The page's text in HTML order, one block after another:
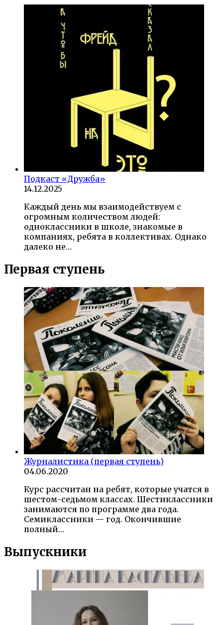
Подкаст «Дружба»
14.12.2025
Каждый день мы взаимодействуем с
огромным количеством людей:
одноклассники в школе, знакомые в
компаниях, ребята в коллективах. Однако
далеко не…
Первая ступень
Журналистика (первая ступень)
04.06.2020
Курс рассчитан на ребят, которые учатся в
шестом-седьмом классах. Шестиклассники
занимаются по программе два года.
Семиклассники — год. Окончившие
полный…
Выпускники